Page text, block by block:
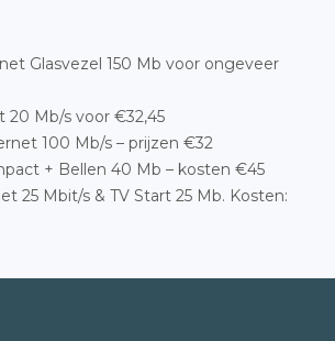
Glasvezel 150 Mb voor ongeveer
20 Mb/s voor €32,45
100 Mb/s – prijzen €32
+ Bellen 40 Mb – kosten €45
25 Mbit/s & TV Start 25 Mb. Kosten: